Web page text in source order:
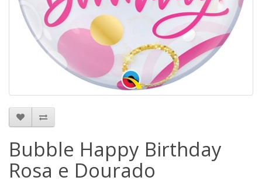
Bubble Happy Birthday
Rosa e Dourado